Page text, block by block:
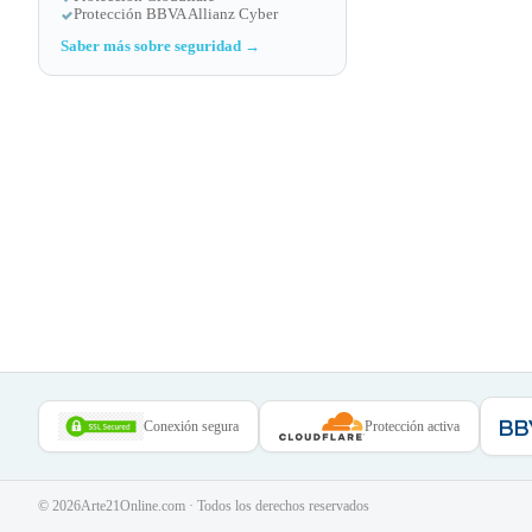
Protección BBVA Allianz Cyber
Saber más sobre seguridad →
Conexión segura Protección activa
© 2026Arte21Online.com · Todos los derechos reservados